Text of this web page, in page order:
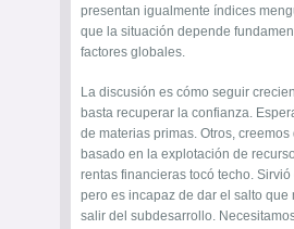
presentan igualmente índices
que la situación depende
factores globales.
La discusión es cómo seguir
basta recuperar la confianza.
de materias primas. Otros,
basado en la explotación de
rentas financieras tocó techo. Sirvió
pero es incapaz de dar el salto que
salir del subdesarrollo.